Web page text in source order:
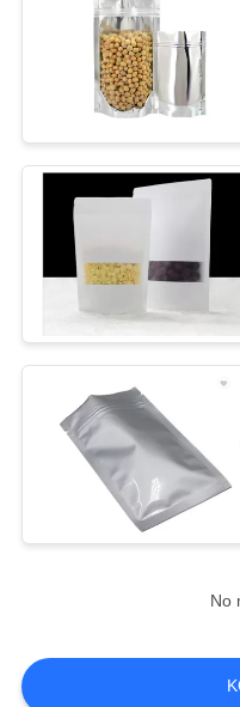
des
No